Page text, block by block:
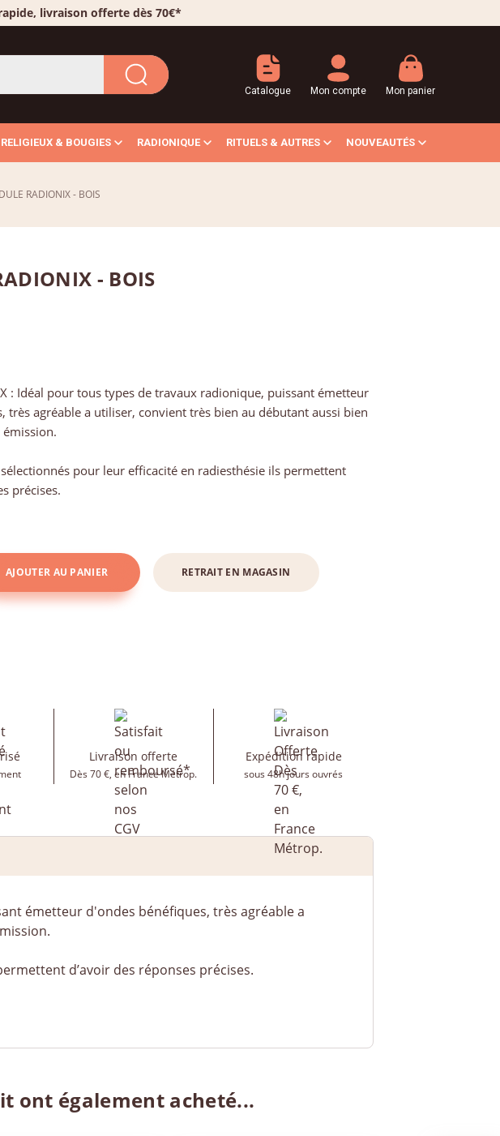
livraison offerte dès 70€*
Catalogue Mon compte Mon panier
RELIGIEUX & BOUGIES RADIONIQUE RITUELS & AUTRES NOUVEAUTÉS
RADIONIX - BOIS
- BOIS
: Idéal pour tous types de travaux radionique, puissant émetteur
très agréable a utiliser, convient très bien au débutant aussi bien
pour leur efficacité en radiesthésie ils permettent
précises.
AJOUTER AU PANIER RETRAIT EN MAGASIN
Livraison offerte
Dès 70 €, en France Métrop.
Expédition rapide
sous 48h jours ouvrés
émetteur d'ondes bénéfiques, très agréable a
d’avoir des réponses précises.
ont également acheté...